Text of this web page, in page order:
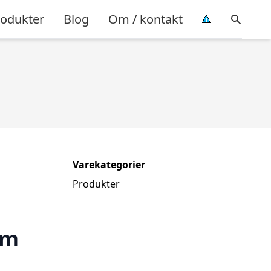
Blog Om / kontakt
Varekategorier
Produkter